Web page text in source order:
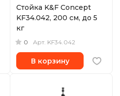
Стойка K&F Concept
KF34.042, 200 см, до 5
кг
0 Арт. KF34.042
В корзину